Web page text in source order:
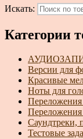
Искать:
Категории
Версии для
Красивые
Ноты для
Переложения
Саундтреки,
Тестовые